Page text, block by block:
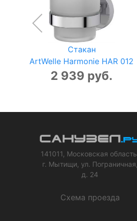
Стакан
ArtWelle Harmonie HAR 012
2 939 руб.
141011, Московская область,
г. Мытищи, ул. Пограничная,
д. 24
Схема проезда